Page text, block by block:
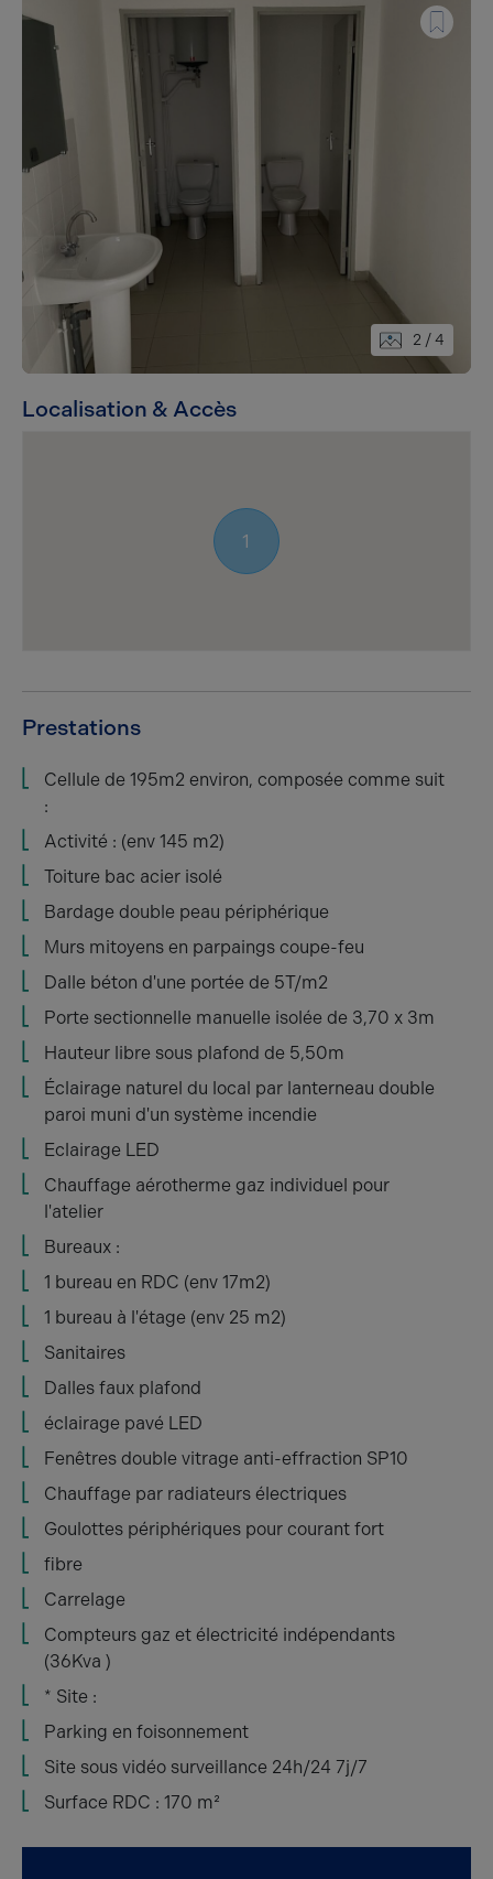
2 / 4
Localisation & Accès
1
Prestations
Cellule de 195m2 environ, composée comme suit
:
Activité : (env 145 m2)
Toiture bac acier isolé
Bardage double peau périphérique
Murs mitoyens en parpaings coupe-feu
Dalle béton d'une portée de 5T/m2
Porte sectionnelle manuelle isolée de 3,70 x 3m
Hauteur libre sous plafond de 5,50m
Éclairage naturel du local par lanterneau double
paroi muni d'un système incendie
Eclairage LED
Chauffage aérotherme gaz individuel pour
l'atelier
Bureaux :
1 bureau en RDC (env 17m2)
1 bureau à l'étage (env 25 m2)
Sanitaires
Dalles faux plafond
éclairage pavé LED
Fenêtres double vitrage anti-effraction SP10
Chauffage par radiateurs électriques
Goulottes périphériques pour courant fort
fibre
Carrelage
Compteurs gaz et électricité indépendants
(36Kva )
* Site :
Parking en foisonnement
Site sous vidéo surveillance 24h/24 7j/7
Surface RDC : 170 m²